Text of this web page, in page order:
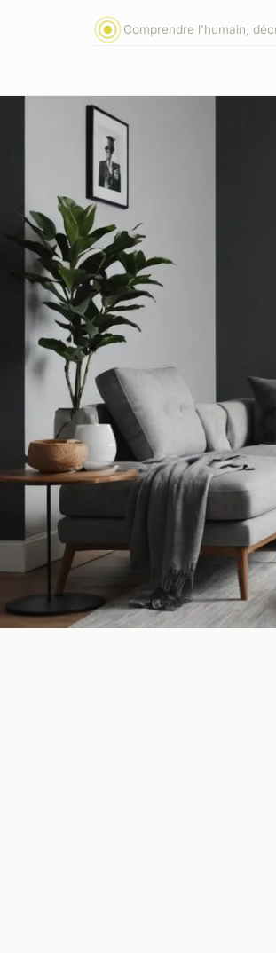
Comprendre l'humain,
Top choix
petits prix